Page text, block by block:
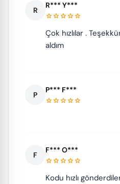
R
R*** Y***
starstarstarstarstar
Çok hızlılar .
aldım
P
P*** F***
starstarstarstarstar
F
F*** O***
starstarstarstarstar
Kodu hızlı